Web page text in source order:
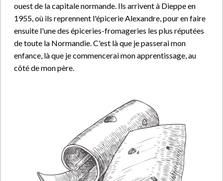
ouest de la capitale normande. Ils arrivent à Dieppe en
1955, où ils reprennent l'épicerie Alexandre, pour en faire
ensuite l'une des épiceries-fromageries les plus réputées
de toute la Normandie. C'est là que je passerai mon
enfance, là que je commencerai mon apprentissage, au
côté de mon père.